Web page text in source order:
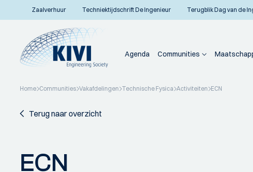
Zaalverhuur Techniektijdschrift De Ingenieur Terugblik Dag van de
Agenda Communities
Home Communities Vakafdelingen Technische Fysica Activiteiten ECN
Terug naar overzicht
ECN